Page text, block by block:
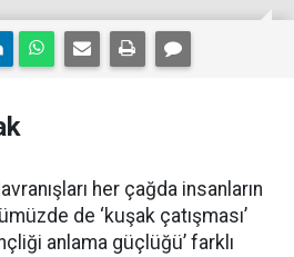
her çağda insanların
de ‘kuşak çatışması’
anlama güçlüğü’ farklı